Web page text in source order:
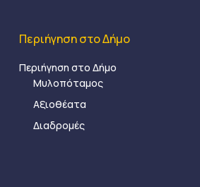
Περιήγηση στο Δήμο
Περιήγηση στο Δήμο
Μυλοπόταμος
Αξιοθέατα
Διαδρομές